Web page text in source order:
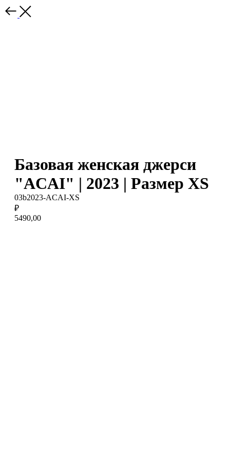
Базовая женская джерси
"ACAI" | 2023 | Размер XS
03b2023-ACAI-XS
₽
5490,00